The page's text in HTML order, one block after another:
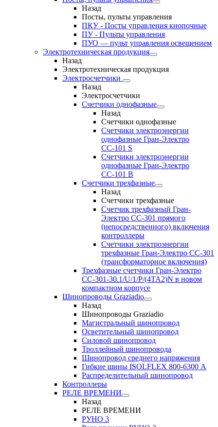
Назад
Посты, пульты управления
ПКУ - Посты управления кнопочные
ПУ - Пульты управления
ПУО — пульт управления освещением
Электротехническая продукция
Назад
Электротехническая продукция
Электросчетчики
Назад
Электросчетчики
Счетчики однофазные
Назад
Счетчики однофазные
Счетчики электроэнергии
однофазные Гран-Электро
СС-101 S
Счетчики электроэнергии
однофазные Гран-Электро
СС-101 B
Счетчики трехфазные
Назад
Счетчики трехфазные
Счетчик трехфазный Гран-
Электро CC-301 прямого
(непосредственного) включения
контроллеры
Счетчики электроэнергии
трехфазные Гран-Электро CC-301
(трансформаторное включения)
Трехфазные счетчики Гран-Электро
СС-301-30.1/U/1/P/(4TA2)N в новом
компактном корпусе
Шинопроводы Graziadio
Назад
Шинопроводы Graziadio
Магистральный шинопровод
Осветительный шинопровод
Силовой шинопровод
Троллейный шинопровода
Шинопровод среднего напряжения
Гибкие шины ISOLFLEX 800-6300 А
Распределительный шинопровод
Контроллеры
РЕЛЕ ВРЕМЕНИ
Назад
РЕЛЕ ВРЕМЕНИ
РУНО 3